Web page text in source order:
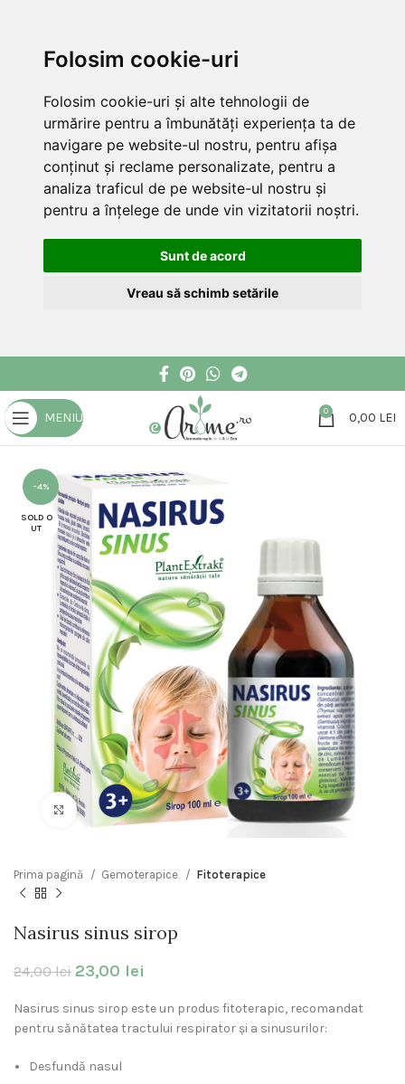
Folosim cookie-uri
Folosim cookie-uri și alte tehnologii de
urmărire pentru a îmbunătăți experiența ta de
navigare pe website-ul nostru, pentru afișa
conținut și reclame personalizate, pentru a
analiza traficul de pe website-ul nostru și
pentru a înțelege de unde vin vizitatorii noștri.
Sunt de acord
Vreau să schimb setările
MENIU 0 0,00 LEI
-4%
SOLD O
UT
Click to enlarge
Prima pagină Gemoterapice Fitoterapice
Nasirus sinus sirop
24,00lei 23,00 lei
Nasirus sinus sirop este un produs fitoterapic, recomandat
pentru sănătatea tractului respirator și a sinusurilor:
Desfundă nasul